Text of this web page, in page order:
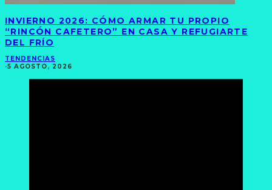
INVIERNO 2026: CÓMO ARMAR TU PROPIO
“RINCÓN CAFETERO” EN CASA Y REFUGIARTE
DEL FRÍO
TENDENCIAS
·5 AGOSTO, 2026